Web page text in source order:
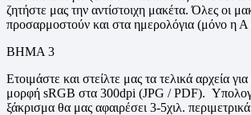
ζητήστε μας την αντίστοιχη μακέτα. Όλες οι
προσαρμοστούν και στα ημερολόγια (μόνο η
ΒΗΜΑ 3
Ετοιμάστε και στείλτε μας τα τελικά αρχεία
μορφή sRGB στα 300dpi (JPG / PDF).
ξάκρισμα θα μας αφαιρέσει 3-5χιλ.